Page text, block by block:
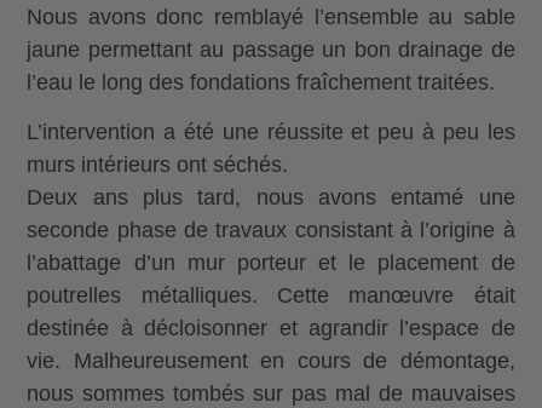
Nous avons donc remblayé l’ensemble au sable
jaune permettant au passage un bon drainage de
l’eau le long des fondations fraîchement traitées.
L’intervention a été une réussite et peu à peu les
murs intérieurs ont séchés.
Deux ans plus tard, nous avons entamé une
seconde phase de travaux consistant à l’origine à
l’abattage d’un mur porteur et le placement de
poutrelles métalliques. Cette manœuvre était
destinée à décloisonner et agrandir l’espace de
vie. Malheureusement en cours de démontage,
nous sommes tombés sur pas mal de mauvaises